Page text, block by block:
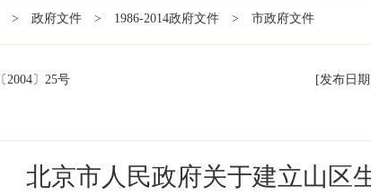
> 政府文件 > 1986-2014政府文件 > 市政府文件
〔2004〕 25号 [发布日
北京市人民政府关于建立山区